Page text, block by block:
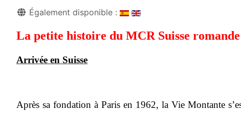
DétailsÉgalement disponible :
La petite histoire du MCR Suisse romande
Arrivée en Suisse
Après sa fondation à Paris en 1962, la Vie Montante